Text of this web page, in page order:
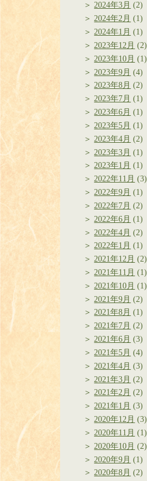
2024年3月 (2)
2024年2月 (1)
2024年1月 (1)
2023年12月 (2)
2023年10月 (1)
2023年9月 (4)
2023年8月 (2)
2023年7月 (1)
2023年6月 (1)
2023年5月 (1)
2023年4月 (2)
2023年3月 (1)
2023年1月 (1)
2022年11月 (3)
2022年9月 (1)
2022年7月 (2)
2022年6月 (1)
2022年4月 (2)
2022年1月 (1)
2021年12月 (2)
2021年11月 (1)
2021年10月 (1)
2021年9月 (2)
2021年8月 (1)
2021年7月 (2)
2021年6月 (3)
2021年5月 (4)
2021年4月 (3)
2021年3月 (2)
2021年2月 (2)
2021年1月 (3)
2020年12月 (3)
2020年11月 (1)
2020年10月 (2)
2020年9月 (1)
2020年8月 (2)